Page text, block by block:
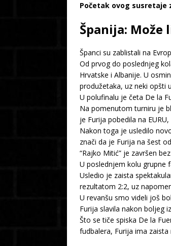
Početak ovog susretaje
Španija:
Španci su zablistali na
Od prvog do poslednjeg
Hrvatske i Albanije. U
produžetaka, uz neki opšti
U polufinalu je četa De la
Na pomenutom turniru je
je Furija pobedila na
Nakon toga je usledilo
znači da je Furija na šest
“Rajko Mitić” je završen
U poslednjem kolu grupne
Usledio je zaista
rezultatom 2:2, uz
U revanšu smo videli još
Furija slavila nakon boljeg
Što se tiče spiska De la
fudbalera, Furija ima